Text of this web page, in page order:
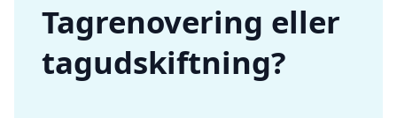
Tagrenovering eller
tagudskiftning?